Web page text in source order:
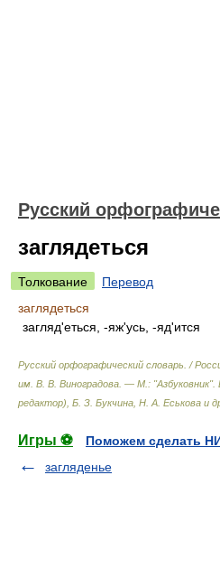
Русский
заглядеться
Толкование
Перевод
заглядеться
загляд'еться, -яж'усь, -яд'ится
Русский орфографический словарь. /
им. В. В. Виноградова. — М.: "Азбуковник".
редактор), Б. З. Букчина, Н. А. Еськова и
Игры ⚽
Поможем сделать
загляденье